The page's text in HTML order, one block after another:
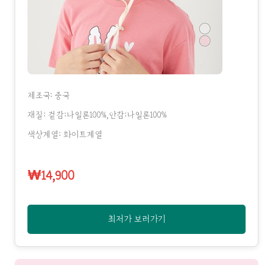
제조국: 중국
재질: 겉감:나일론100%,안감:나일론100%
색상계열: 화이트계열
₩14,900
최저가 보러가기